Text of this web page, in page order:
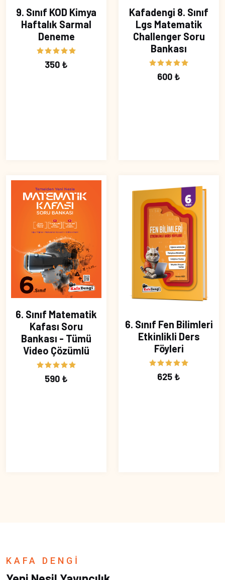
9. Sınıf KOD Kimya
Haftalık Sarmal
Deneme
350 ₺
Kafadengi 8. Sınıf
Lgs Matematik
Challenger Soru
Bankası
600 ₺
6. Sınıf Matematik
Kafası Soru
Bankası - Tümü
Video Çözümlü
590 ₺
6. Sınıf Fen Bilimleri
Etkinlikli Ders
Föyleri
625 ₺
KAFA DENGİ